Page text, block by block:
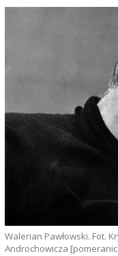
Walerian Pawłowski. Fot.
Androchowicza